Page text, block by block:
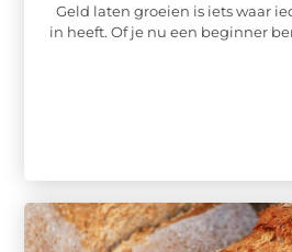
Geld laten groeien is iets waar
in heeft. Of je nu een beginner